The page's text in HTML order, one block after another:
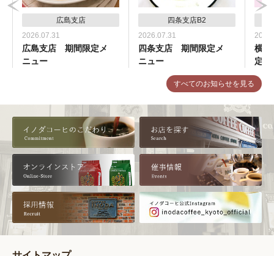
すべてのお知らせを見る
広島支店
2026.07.31
広島支店 期間限定メ
ニュー
四条支店B2
2026.07.31
四条支店 期間限定メ
ニュー
横
定メ